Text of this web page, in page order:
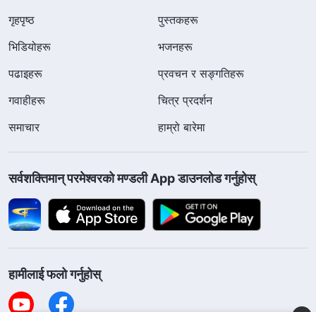
गृहपृष्ठ
पुस्तकहरू
भिडियोहरू
भजनहरू
पढाइहरू
प्रवचन र सङ्गतिहरू
गवाहीहरू
चित्र प्रदर्शन
समाचार
हाम्रो बारेमा
सर्वशक्तिमान्‌ परमेश्‍वरको मण्डली App डाउनलोड गर्नुहोस्
हामीलाई फलो गर्नुहोस्